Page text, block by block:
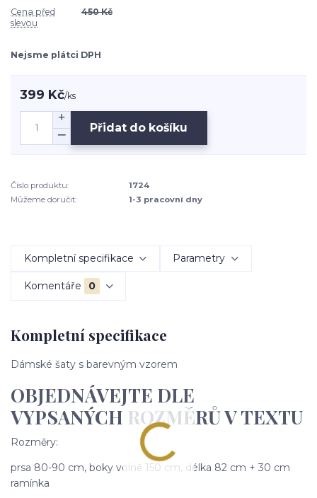
Cena před
slevou
450 Kč
Nejsme plátci DPH
399 Kč/ks
Přidat do košíku
Číslo produktu:
1724
Můžeme doručit:
1-3 pracovní dny
Kompletní specifikace Parametry
Komentáře 0
Kompletní specifikace
Dámské šaty s barevným vzorem
OBJEDNÁVEJTE DLE
VYPSANÝCH ROZMĚRŮ V TEXTU
Rozměry:
prsa 80-90 cm, boky volně 150 cm, délka 82 cm + 30 cm
ramínka